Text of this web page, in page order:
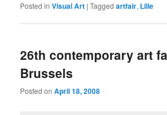
Posted in Visual Art |Tagged artfair, Lille
26th contemporary art
Brussels
Posted onApril 18, 2008